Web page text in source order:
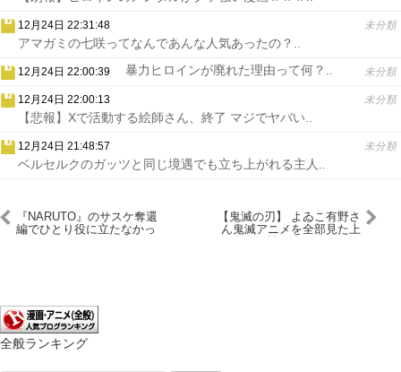
12月24日 22:31:48 未分類
アマガミの七咲ってなんであんな人気あったの？..
12月24日 22:00:39 未分類
暴力ヒロインが廃れた理由って何？..
12月24日 22:00:13 未分類
【悲報】Xで活動する絵師さん、終了 マジでヤバい..
12月24日 21:48:57 未分類
ベルセルクのガッツと同じ境遇でも立ち上がれる主人..
『NARUTO』のサスケ奪還
編でひとり役に立たなかっ
【鬼滅の刃】 よゐこ有野さ
ん鬼滅アニメを全部見た上
全般ランキング